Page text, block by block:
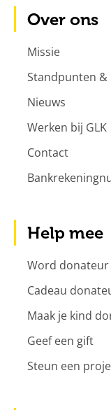
Over ons
Missie
Standpunten &
Nieuws
Werken bij GLK
Contact
Help mee
Word donateur
Cadeau
Maak je kind
Geef een gift
Steun een